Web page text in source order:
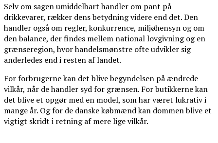
Selv om sagen umiddelbart handler om pant på
drikkevarer, rækker dens betydning videre end det. Den
handler også om regler, konkurrence, miljøhensyn og om
den balance, der findes mellem national lovgivning og en
grænseregion, hvor handelsmønstre ofte udvikler sig
anderledes end i resten af landet.
For forbrugerne kan det blive begyndelsen på ændrede
vilkår, når de handler syd for grænsen. For butikkerne kan
det blive et opgør med en model, som har været lukrativ i
mange år. Og for de danske købmænd kan dommen blive et
vigtigt skridt i retning af mere lige vilkår.